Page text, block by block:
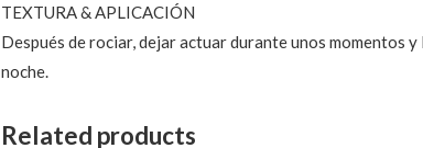
TEXTURA & APLICACIÓN
Después de rociar, dejar actuar durante unos momentos
noche.
Related products